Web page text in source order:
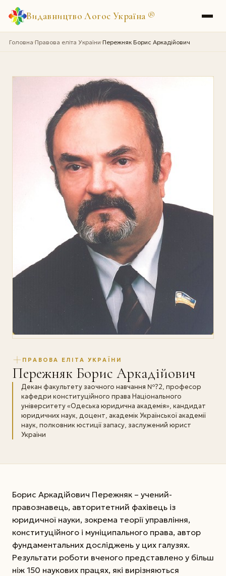
Видавництво Логос Україна ®
Головна›Правова еліта України›Пережняк Борис Аркадійович
ПРАВОВА ЕЛІТА УКРАЇНИ
Пережняк Борис Аркадійович
Декан факультету заочного навчання №?2, професор
кафедри конституційного права Національного
університету «Одеська юридична академія», кандидат
юридичних наук, доцент, академік Української академії
наук, полковник юстиції запасу, заслужений юрист
України
Борис Аркадійович Пережняк – учений-
правознавець, авторитетний фахівець із
юридичної науки, зокрема теорії управління,
конституційного і муніципального права, автор
фундаментальних досліджень у цих галузях.
Результати роботи вченого представлено у більш
ніж 150 наукових працях, які вирізняються